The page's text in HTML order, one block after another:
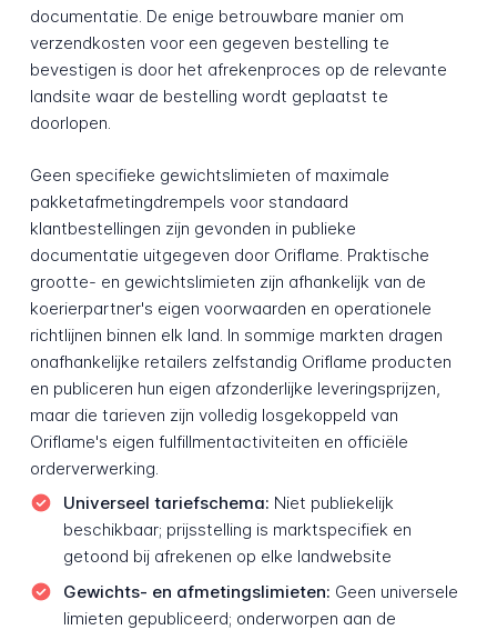
documentatie. De enige betrouwbare manier om
verzendkosten voor een gegeven bestelling te
bevestigen is door het afrekenproces op de relevante
landsite waar de bestelling wordt geplaatst te
doorlopen.
Geen specifieke gewichtslimieten of maximale
pakketafmetingdrempels voor standaard
klantbestellingen zijn gevonden in publieke
documentatie uitgegeven door Oriflame. Praktische
grootte- en gewichtslimieten zijn afhankelijk van de
koerierpartner's eigen voorwaarden en operationele
richtlijnen binnen elk land. In sommige markten dragen
onafhankelijke retailers zelfstandig Oriflame producten
en publiceren hun eigen afzonderlijke leveringsprijzen,
maar die tarieven zijn volledig losgekoppeld van
Oriflame's eigen fulfillmentactiviteiten en officiële
orderverwerking.
Universeel tariefschema: Niet publiekelijk
beschikbaar; prijsstelling is marktspecifiek en
getoond bij afrekenen op elke landwebsite
Gewichts- en afmetingslimieten: Geen universele
limieten gepubliceerd; onderworpen aan de